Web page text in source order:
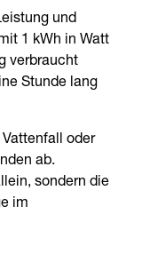
und
1 kWh in Watt
verbraucht
Stunde lang
oder
ab.
sondern die
im